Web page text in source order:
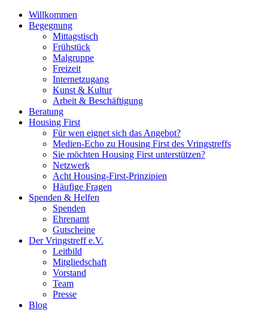
Willkommen
Begegnung
Mittagstisch
Frühstück
Malgruppe
Freizeit
Internetzugang
Kunst & Kultur
Arbeit & Beschäftigung
Beratung
Housing First
Für wen eignet sich das Angebot?
Medien-Echo zu Housing First des Vringstreffs
Sie möchten Housing First unterstützen?
Netzwerk
Acht Housing-First-Prinzipien
Häufige Fragen
Spenden & Helfen
Spenden
Ehrenamt
Gutscheine
Der Vringstreff e.V.
Leitbild
Mitgliedschaft
Vorstand
Team
Presse
Blog